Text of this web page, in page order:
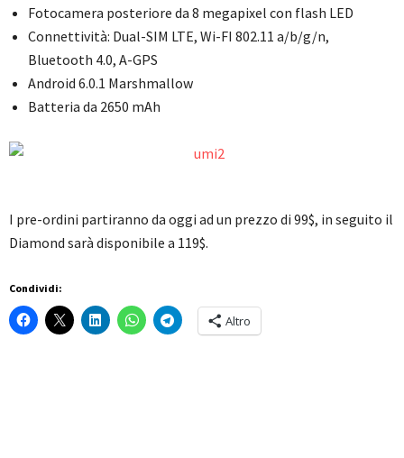
Fotocamera posteriore da 8 megapixel con flash LED
Connettività: Dual-SIM LTE, Wi-FI 802.11 a/b/g/n,
Bluetooth 4.0, A-GPS
Android 6.0.1 Marshmallow
Batteria da 2650 mAh
I pre-ordini partiranno da oggi ad un prezzo di 99$, in seguito il
Diamond sarà disponibile a 119$.
Condividi:
Altro